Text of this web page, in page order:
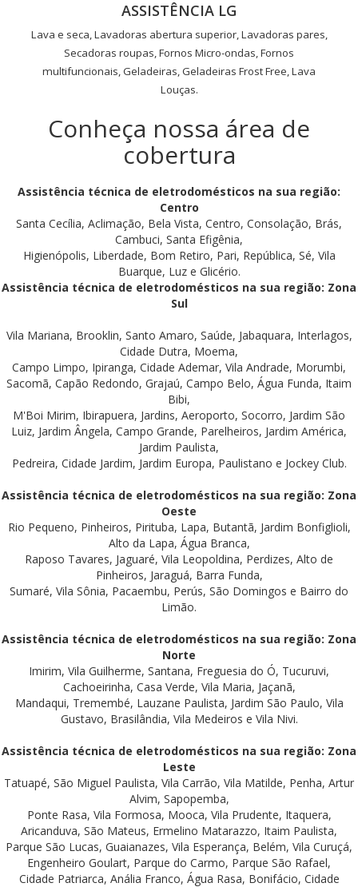
ASSISTÊNCIA LG
Lava e seca, Lavadoras abertura superior, Lavadoras pares,
Secadoras roupas, Fornos Micro-ondas, Fornos
multifuncionais, Geladeiras, Geladeiras Frost Free, Lava
Louças.
Conheça nossa área de
cobertura
Assistência técnica de eletrodomésticos na sua região:
Centro
Santa Cecília, Aclimação, Bela Vista, Centro, Consolação, Brás,
Cambuci, Santa Efigênia,
Higienópolis, Liberdade, Bom Retiro, Pari, República, Sé, Vila
Buarque, Luz e Glicério.
Assistência técnica de eletrodomésticos na sua região: Zona
Sul
Vila Mariana, Brooklin, Santo Amaro, Saúde, Jabaquara, Interlagos,
Cidade Dutra, Moema,
Campo Limpo, Ipiranga, Cidade Ademar, Vila Andrade, Morumbi,
Sacomã, Capão Redondo, Grajaú, Campo Belo, Água Funda, Itaim
Bibi,
M'Boi Mirim, Ibirapuera, Jardins, Aeroporto, Socorro, Jardim São
Luiz, Jardim Ângela, Campo Grande, Parelheiros, Jardim América,
Jardim Paulista,
Pedreira, Cidade Jardim, Jardim Europa, Paulistano e Jockey Club.
Assistência técnica de eletrodomésticos na sua região: Zona
Oeste
Rio Pequeno, Pinheiros, Pirituba, Lapa, Butantã, Jardim Bonfiglioli,
Alto da Lapa, Água Branca,
Raposo Tavares, Jaguaré, Vila Leopoldina, Perdizes, Alto de
Pinheiros, Jaraguá, Barra Funda,
Sumaré, Vila Sônia, Pacaembu, Perús, São Domingos e Bairro do
Limão.
Assistência técnica de eletrodomésticos na sua região: Zona
Norte
Imirim, Vila Guilherme, Santana, Freguesia do Ó, Tucuruvi,
Cachoeirinha, Casa Verde, Vila Maria, Jaçanã,
Mandaqui, Tremembé, Lauzane Paulista, Jardim São Paulo, Vila
Gustavo, Brasilândia, Vila Medeiros e Vila Nivi.
Assistência técnica de eletrodomésticos na sua região: Zona
Leste
Tatuapé, São Miguel Paulista, Vila Carrão, Vila Matilde, Penha, Artur
Alvim, Sapopemba,
Ponte Rasa, Vila Formosa, Mooca, Vila Prudente, Itaquera,
Aricanduva, São Mateus, Ermelino Matarazzo, Itaim Paulista,
Parque São Lucas, Guaianazes, Vila Esperança, Belém, Vila Curuçá,
Engenheiro Goulart, Parque do Carmo, Parque São Rafael,
Cidade Patriarca, Anália Franco, Água Rasa, Bonifácio, Cidade